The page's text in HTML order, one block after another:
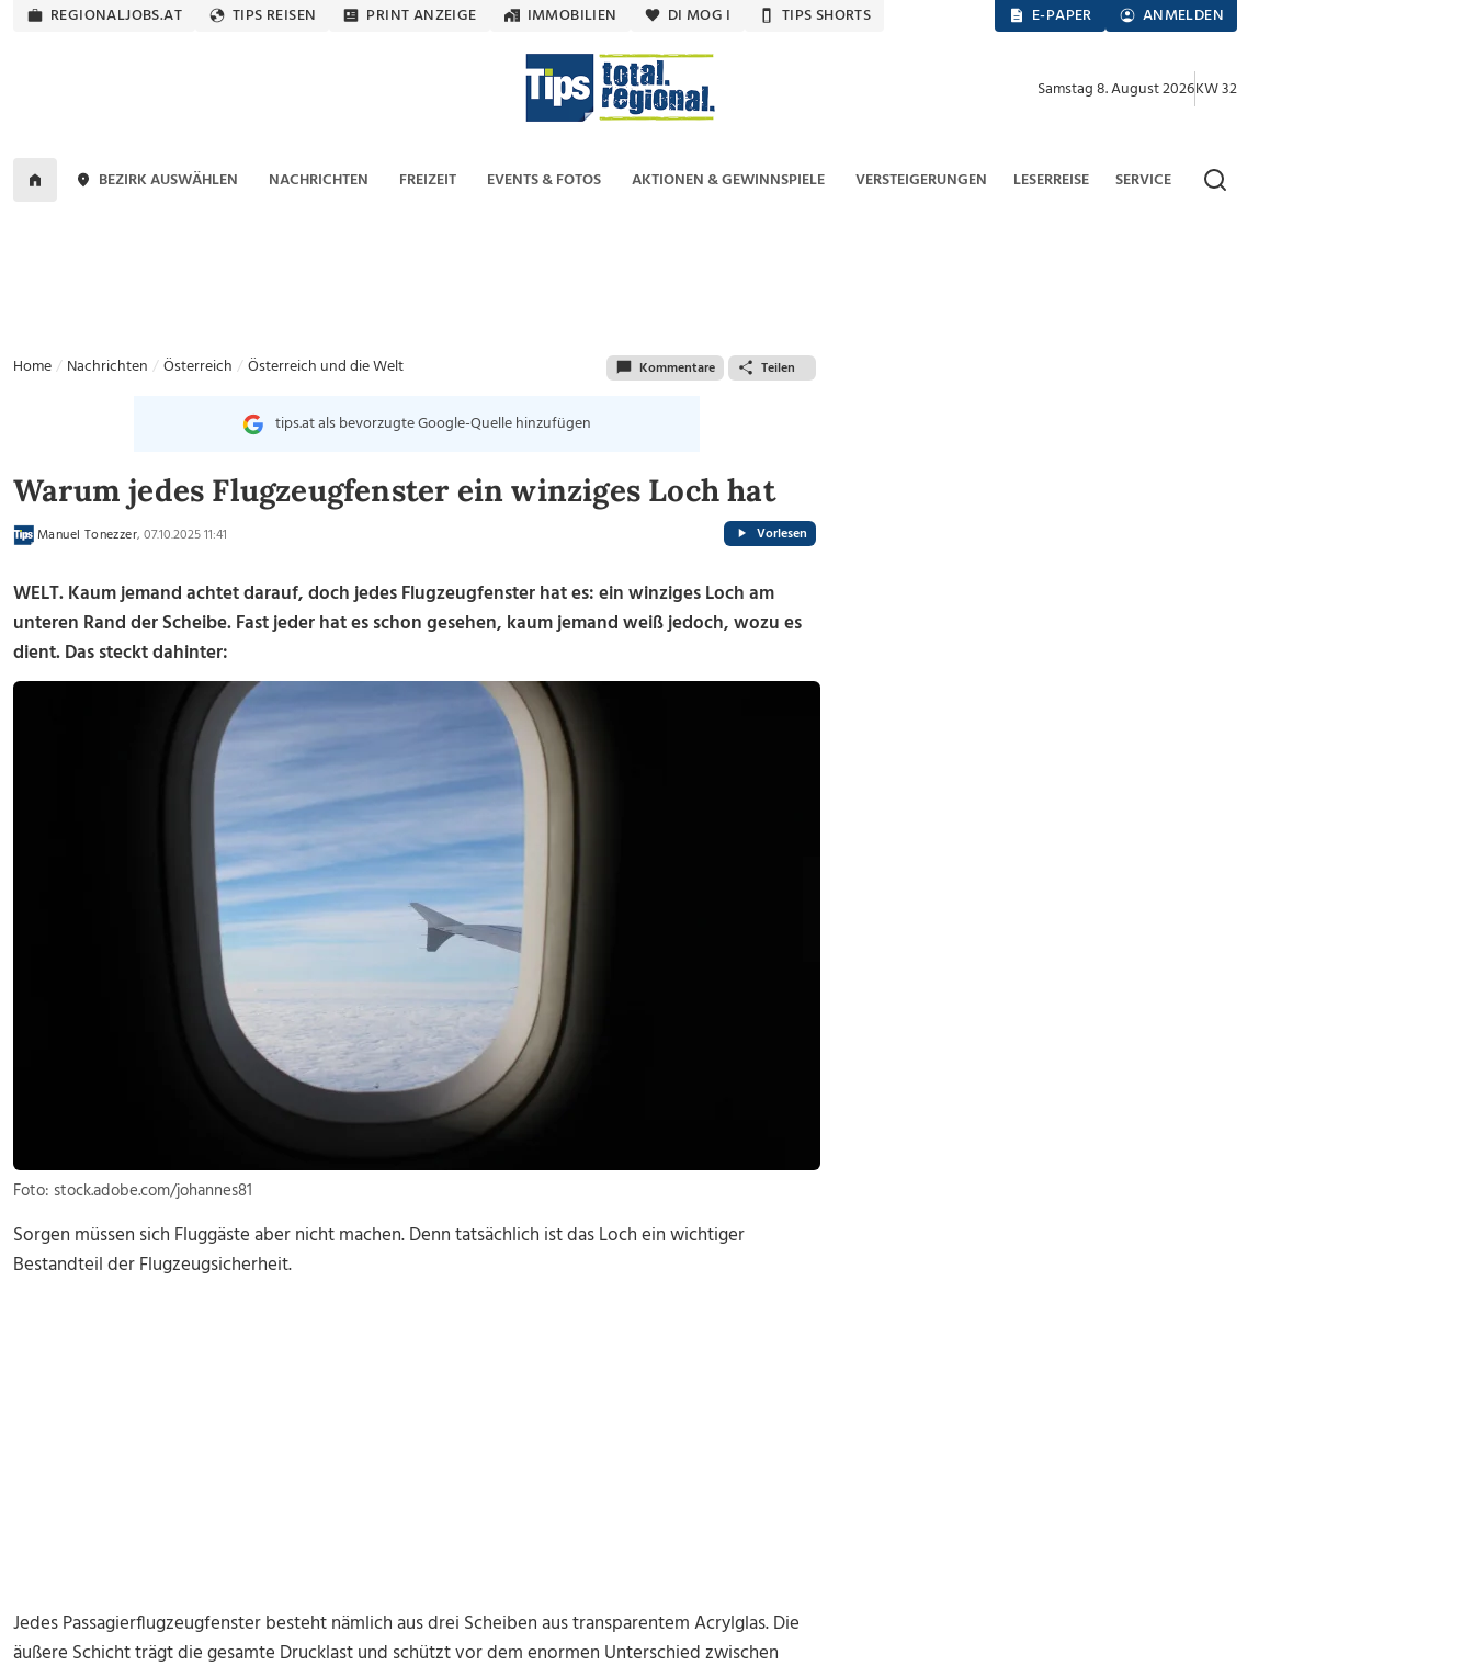
REGIONALJOBS.AT TIPS REISEN PRINT ANZEIGE IMMOBILIEN DI MOG I TIPS SHORTS E-PAPER ANMELDEN
Samstag 8. August 2026KW 32
BEZIRK AUSWÄHLEN NACHRICHTEN FREIZEIT EVENTS & FOTOS AKTIONEN & GEWINNSPIELE VERSTEIGERUNGEN LESERREISE SERVICE
Home Nachrichten Österreich Österreich und die Welt Kommentare Teilen
tips.at als bevorzugte Google-Quelle hinzufügen
Warum jedes Flugzeugfenster ein winziges Loch hat
Manuel Tonezzer, 07.10.2025 11:41 Vorlesen
WELT. Kaum jemand achtet darauf, doch jedes Flugzeugfenster hat es: ein winziges Loch am
unteren Rand der Scheibe. Fast jeder hat es schon gesehen, kaum jemand weiß jedoch, wozu es
dient. Das steckt dahinter:
Foto: stock.adobe.com/johannes81
Sorgen müssen sich Fluggäste aber nicht machen. Denn tatsächlich ist das Loch ein wichtiger
Bestandteil der Flugzeugsicherheit.
Jedes Passagierflugzeugfenster besteht nämlich aus drei Scheiben aus transparentem Acrylglas. Die
äußere Schicht trägt die gesamte Drucklast und schützt vor dem enormen Unterschied zwischen